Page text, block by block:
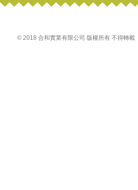
© 2018 合和實業有限公司 版權所有 不得轉載 |